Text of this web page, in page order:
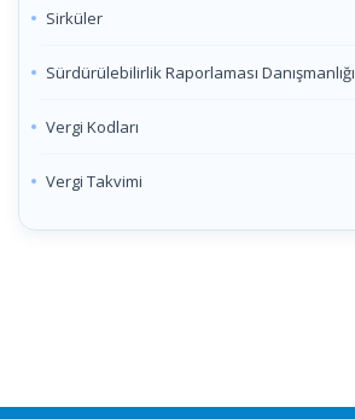
Sirküler
Sürdürülebilirlik Raporlaması Danışmanlığı
Vergi Kodları
Vergi Takvimi